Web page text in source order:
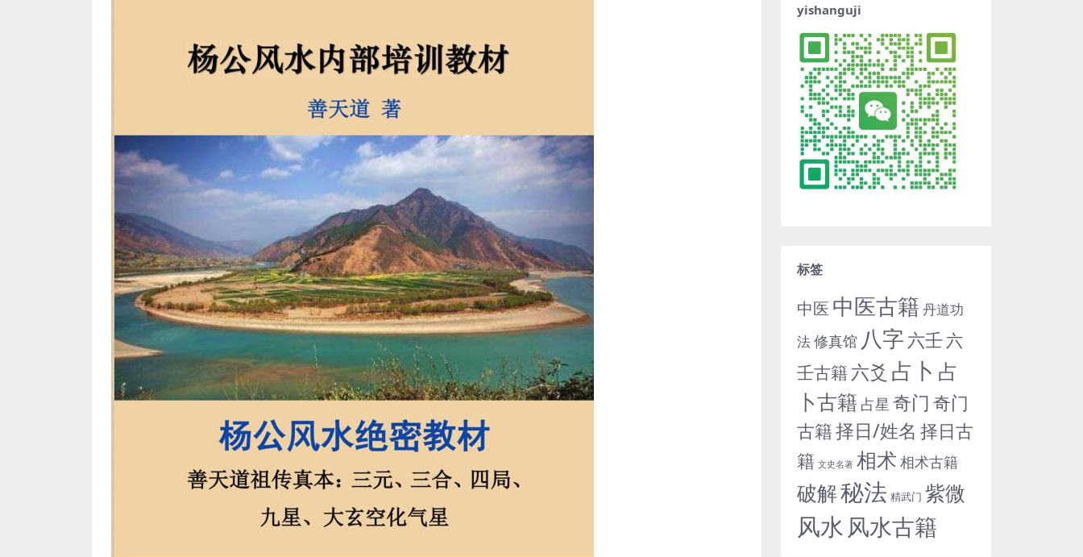
yishanguji
标签
中医 中医古籍 丹道功
法修真馆 八字 六壬 六
壬古籍 六爻 占卜 占
卜古籍 占星 奇门 奇门
古籍择日/姓名 择日古
籍 文史名著 相术 相术古籍
破解秘法 精武门 紫微
风水 风水古籍